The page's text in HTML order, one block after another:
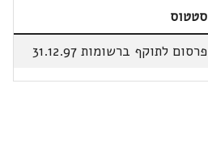
סטטוס
פרסום לתוקף ברשומות 31.12.97